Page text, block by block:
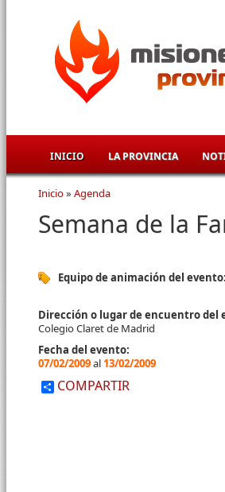
INICIO LA PROVINCIA
Se encuentra usted aquí
Inicio» Agenda
Semana de la
Equipo de animación del evento:
Dirección o lugar de encuentro del
Colegio Claret de Madrid
Fecha del evento:
07/02/2009al 13/02/2009
COMPARTIR